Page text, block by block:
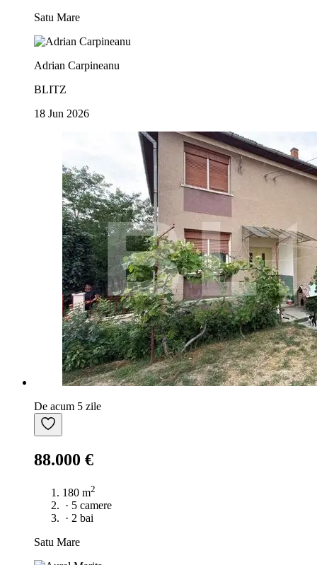
Satu Mare
Adrian Carpineanu
BLITZ
18 Jun 2026
De acum 5 zile
88.000 €
180 m2
· 5 camere
· 2 bai
Satu Mare